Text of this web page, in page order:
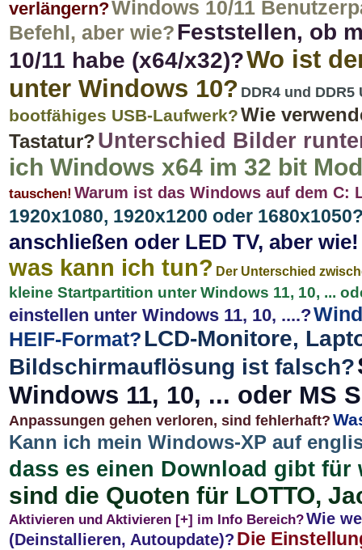
verlängern?Windows 10/11
Befehl, aber wie?Feststellen, ob
10/11 habe (x64/x32)?Wo ist
unter Windows 10? DDR4 und
bootfähiges USB-Laufwerk?Wie
Tastatur?Unterschied Bilder
ich Windows x64 im 32 bit
tauschen! Warum ist das Windows auf dem C:
1920x1080, 1920x1200 oder
anschließen oder LED TV, aber wie!
was kann ich tun? Der Unterschied
kleine Startpartition unter Windows 11, 10, ...
einstellen unter Windows 11, 10, ....?
HEIF-Format?LCD-Monitore,
Bildschirmauflösung ist falsch?
Windows 11, 10, ... oder MS
Anpassungen gehen verloren, sind fehlerhaft?
Kann ich mein Windows-XP auf
dass es einen Download gibt
sind die Quoten für LOTTO,
Aktivieren und Aktivieren [+] im Info Bereich?Wie
(Deinstallieren, Autoupdate)? Die